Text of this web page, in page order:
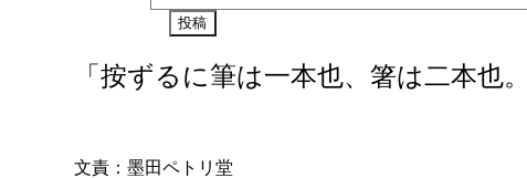
「按ずるに筆は一本也、箸は二本
文責：墨田ペトリ堂